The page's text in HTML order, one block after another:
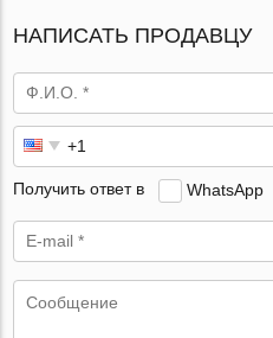
НАПИСАТЬ ПРОДАВЦУ
Получить ответ в WhatsApp